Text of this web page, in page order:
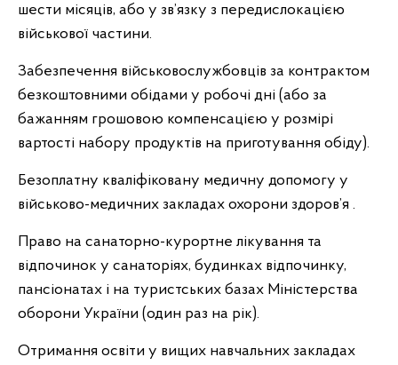
шести місяців, або у зв’язку з передислокацією
військової частини.
Забезпечення військовослужбовців за контрактом
безкоштовними обідами у робочі дні (або за
бажанням грошовою компенсацією у розмірі
вартості набору продуктів на приготування обіду).
Безоплатну кваліфіковану медичну допомогу у
військово-медичних закладах охорони здоров’я .
Право на санаторно-курортне лікування та
відпочинок у санаторіях, будинках відпочинку,
пансіонатах і на туристських базах Міністерства
оборони України (один раз на рік).
Отримання освіти у вищих навчальних закладах